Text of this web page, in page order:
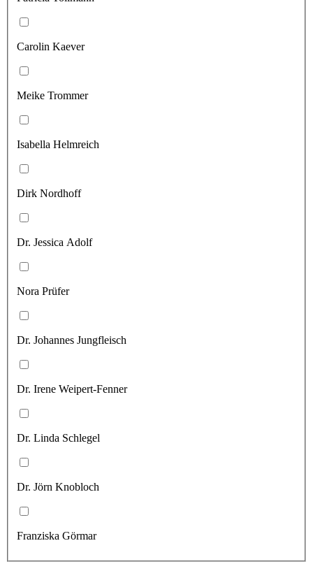
Carolin Kaever
Meike Trommer
Isabella Helmreich
Dirk Nordhoff
Dr. Jessica Adolf
Nora Prüfer
Dr. Johannes Jungfleisch
Dr. Irene Weipert-Fenner
Dr. Linda Schlegel
Dr. Jörn Knobloch
Franziska Görmar